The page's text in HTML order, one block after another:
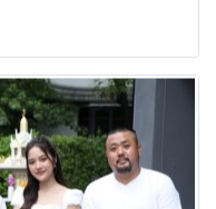
แดนต่างศรัทธา